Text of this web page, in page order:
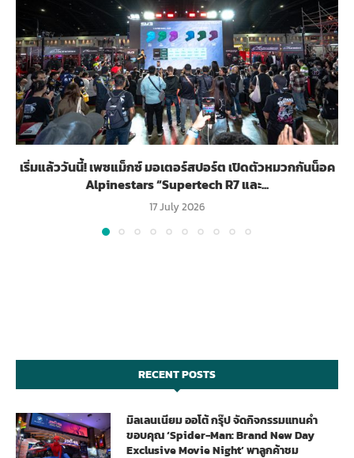
เริ่มแล้ววันนี้! เพซแม็กซ์ มอเตอร์สปอร์ต เปิดตัวหมวกกันน็อค
Alpinestars “Supertech R7 และ...
17 July 2026
RECENT POSTS
มิลเลนเนียม ออโต้ กรุ๊ป จัดกิจกรรมแทนคำ
ขอบคุณ ‘Spider-Man: Brand New Day
Exclusive Movie Night’ พาลูกค้าชม